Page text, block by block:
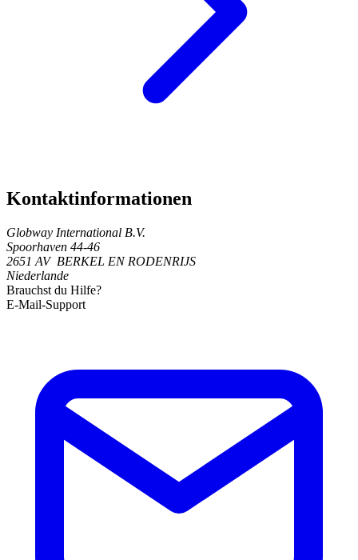
Kontaktinformationen
Globway International B.V.
Spoorhaven 44-46
2651 AV BERKEL EN RODENRIJS
Niederlande
Brauchst du Hilfe?
E-Mail-Support